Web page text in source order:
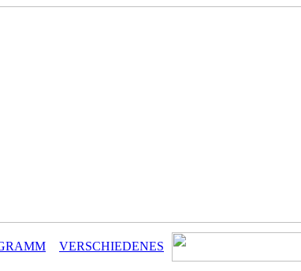
VERSCHIEDENES